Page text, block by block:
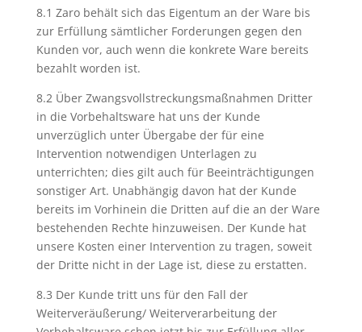
8.1 Zaro behält sich das Eigentum an der Ware bis
zur Erfüllung sämtlicher Forderungen gegen den
Kunden vor, auch wenn die konkrete Ware bereits
bezahlt worden ist.
8.2 Über Zwangsvollstreckungsmaßnahmen Dritter
in die Vorbehaltsware hat uns der Kunde
unverzüglich unter Übergabe der für eine
Intervention notwendigen Unterlagen zu
unterrichten; dies gilt auch für Beeinträchtigungen
sonstiger Art. Unabhängig davon hat der Kunde
bereits im Vorhinein die Dritten auf die an der Ware
bestehenden Rechte hinzuweisen. Der Kunde hat
unsere Kosten einer Intervention zu tragen, soweit
der Dritte nicht in der Lage ist, diese zu erstatten.
8.3 Der Kunde tritt uns für den Fall der
Weiterveräußerung/ Weiterverarbeitung der